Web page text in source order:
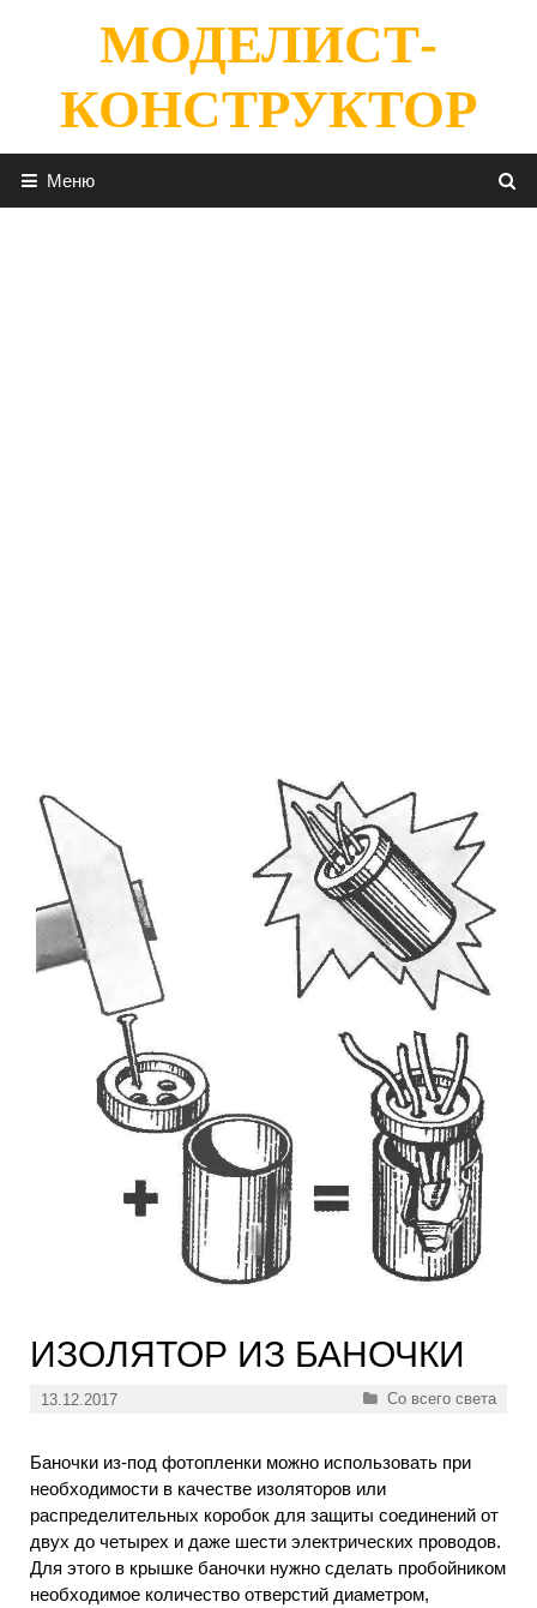
содержимомуМОДЕЛИСТ-
КОНСТРУКТОР
Меню
ИЗОЛЯТОР ИЗ БАНОЧКИ
13.12.2017 Рубрики
Со всего света
Баночки из-под фотопленки можно использовать при
необходимости в качестве изоляторов или
распределительных коробок для защиты соединений от
двух до четырех и даже шести электрических проводов.
Для этого в крышке баночки нужно сделать пробойником
необходимое количество отверстий диаметром,